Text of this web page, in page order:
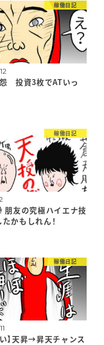
稼働日記
投資3枚でATいっ
稼働日記
朋友の究極ハイエナ技
かもしれん！
稼働日記
】天昇→昇天チャンス